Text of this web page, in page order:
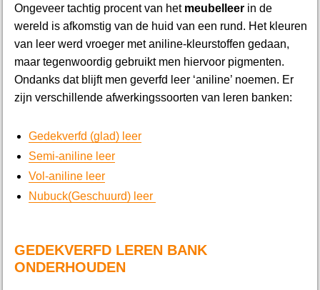
Ongeveer tachtig procent van het meubelleerin de
wereld is afkomstig van de huid van een rund. Het kleuren
van leer werd vroeger met aniline-kleurstoffen gedaan,
maar tegenwoordig gebruikt men hiervoor pigmenten.
Ondanks dat blijft men geverfd leer ‘aniline’ noemen. Er
zijn verschillende afwerkingssoorten van leren banken:
Gedekverfd (glad) leer
Semi-aniline leer
Vol-aniline leer
Nubuck(Geschuurd) leer
GEDEKVERFD LEREN BANK
ONDERHOUDEN